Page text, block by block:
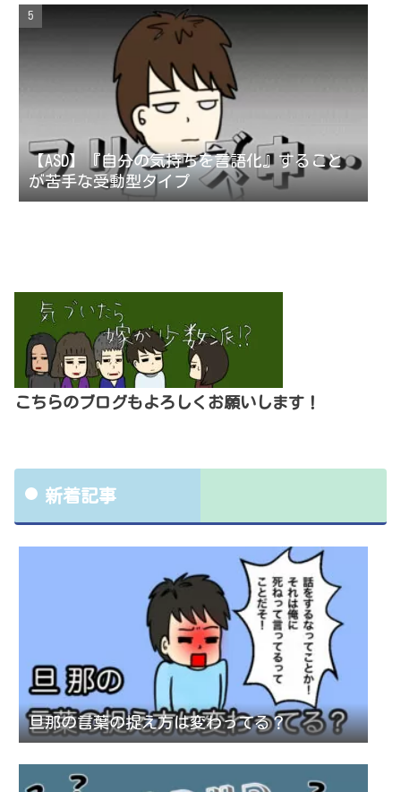
【ASD】『自分の気持ちを言語化』すること
が苦手な受動型タイプ
こちらのブログもよろしくお願いします！
新着記事
旦那の言葉の捉え方は変わってる？